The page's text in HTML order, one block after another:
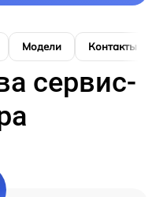
Модели Контакты
сервис-